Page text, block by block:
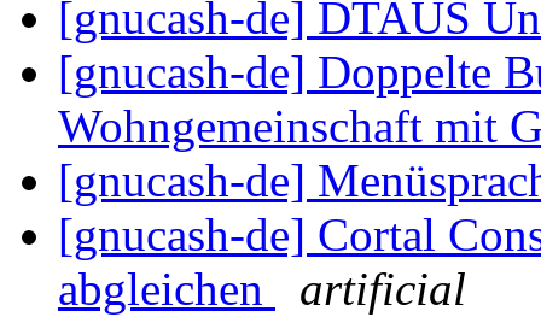
[gnucash-de] DTAUS
[gnucash-de] Doppelte
Wohngemeinschaft mit
[gnucash-de]
[gnucash-de] Cortal
abgleichen
artificial